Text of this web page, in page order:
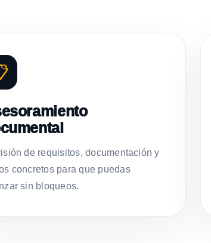
de requisitos, documentación y
concretos para que puedas
sin bloqueos.